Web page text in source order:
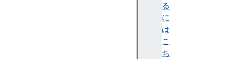
る
に
は
こ
ち